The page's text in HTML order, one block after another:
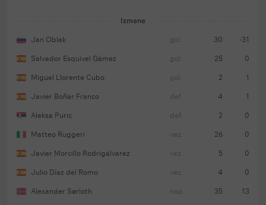
Izmene
Jan Oblak gol. 30 -31
Salvador Esquivel Gámez gol. 25 0
Miguel Llorente Cubo gol. 2 1
Javier Boñar Franco def. 4 1
Aleksa Puric def. 2 0
Matteo Ruggeri vez. 26 0
Javier Morcillo Rodrigálvarez vez. 5 0
Julio Díaz del Romo vez. 4 0
Alexander Sørloth nap. 35 13